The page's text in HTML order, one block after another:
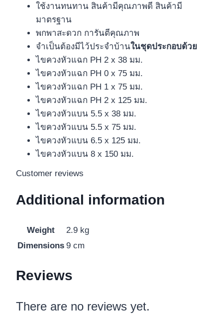
ใช้งานทนทาน สินค้ามีคุณภาพดี สินค้ามี
มาตรฐาน
พกพาสะดวก การันตีคุณภาพ
จำเป็นต้องมีไว้ประจำบ้านในชุดประกอบด้วย
ไขควงหัวแฉก PH 2 x 38 มม.
ไขควงหัวแฉก PH 0 x 75 มม.
ไขควงหัวแฉก PH 1 x 75 มม.
ไขควงหัวแฉก PH 2 x 125 มม.
ไขควงหัวแบน 5.5 x 38 มม.
ไขควงหัวแบน 5.5 x 75 มม.
ไขควงหัวแบน 6.5 x 125 มม.
ไขควงหัวแบน 8 x 150 มม.
Customer reviews
Additional information
Weight
2.9 kg
Dimensions 9 cm
Reviews
There are no reviews yet.